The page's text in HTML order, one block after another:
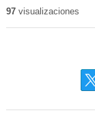
97visualizaciones